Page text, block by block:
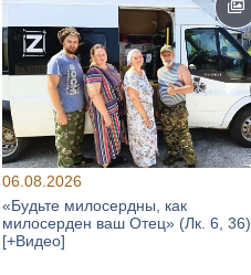
06.08.2026
«Будьте милосердны, как
милосерден ваш Отец» (Лк. 6, 36)
[+Видео]